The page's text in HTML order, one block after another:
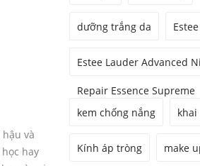
và
hay
dưỡng trắng da
Estee Lauder Advanced
Repair Essence Supreme
kem chống nắng
Kính áp tròng make